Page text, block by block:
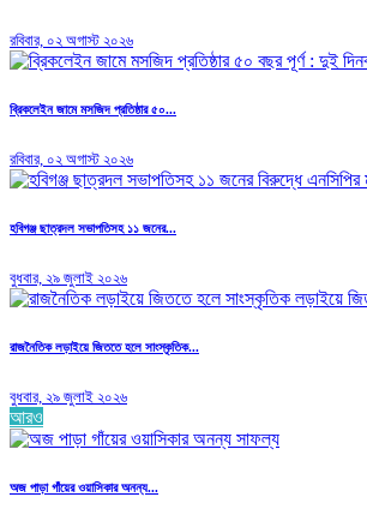
রবিবার, ০২ অগাস্ট ২০২৬
ব্রিকলেইন জামে মসজিদ প্রতিষ্ঠার ৫০...
রবিবার, ০২ অগাস্ট ২০২৬
হবিগঞ্জ ছাত্রদল সভাপতিসহ ১১ জনের...
বুধবার, ২৯ জুলাই ২০২৬
রাজনৈতিক লড়াইয়ে জিততে হলে সাংস্কৃতিক...
বুধবার, ২৯ জুলাই ২০২৬
আরও
অজ পাড়া গাঁয়ের ওয়াসিকার অনন্য...